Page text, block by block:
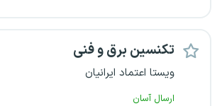
تکنسین برق و فنی
ویستا اعتماد ایرانیان
ارسال آسان